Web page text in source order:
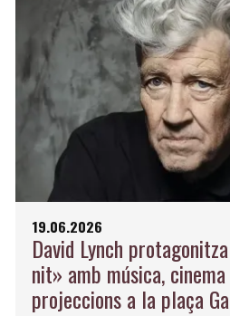
19.06.2026
David Lynch
nit» amb música,
projeccions a la plaça